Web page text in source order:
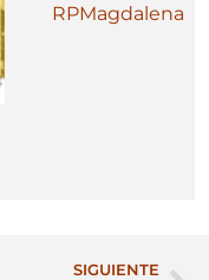
RPMagdalena
SIGUIENTE